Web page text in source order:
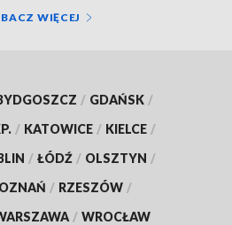
WIĘCEJ
/ GDAŃSK /
/ KATOWICE / KIELCE /
/ ŁÓDŹ / OLSZTYN /
/ RZESZÓW /
/ WROCŁAW